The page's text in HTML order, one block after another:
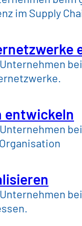
im Supply
entwickeln
für eine
Chain